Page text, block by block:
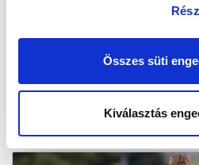
Összes süti
Kiválasztás
első profi kontraktusát kötötte